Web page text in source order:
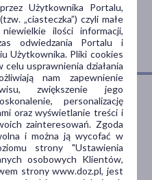
Użytkownika Portalu,
„ciasteczka”) czyli małe
ilości informacji,
odwiedzania Portalu i
Użytkownika. Pliki cookies
usprawnienia działania
nam zapewnienie
zwiększenie jego
personalizację
oraz wyświetlanie treści i
zainteresowań. Zgoda
i można ją wycofać w
strony "Ustawienia
osobowych Klientów,
strony www.doz.pl, jest